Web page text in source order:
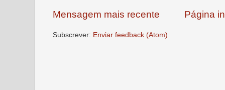
Mensagem mais recente Página
Subscrever: Enviar feedback (Atom)